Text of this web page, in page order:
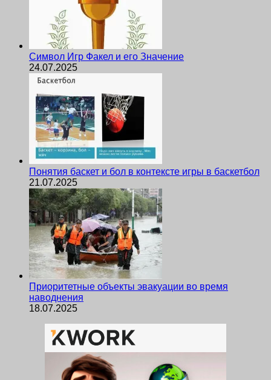
Символ Игр Факел и его Значение
24.07.2025
Понятия баскет и бол в контексте игры в баскетбол
21.07.2025
Приоритетные объекты эвакуации во время
наводнения
18.07.2025